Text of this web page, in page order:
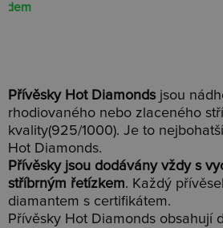
Přívěsky Hot Diamonds jsou
rhodiovaného nebo zlaceného
kvality(925/1000). Je to
Hot Diamonds.
Přívěsky jsou dodávány vždy s
stříbrným řetízkem. Každý
diamantem s certifikátem.
Přívěsky Hot Diamonds obsahují